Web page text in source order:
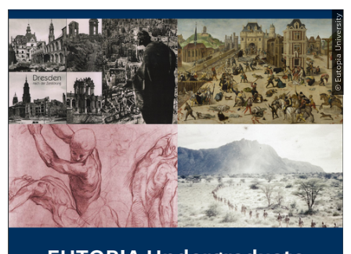
© Eutopia University